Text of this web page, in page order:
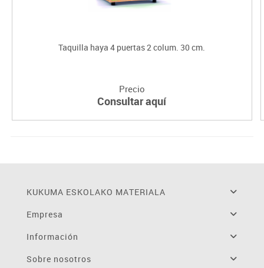
Taquilla haya 4 puertas 2 colum. 30 cm.
Precio
Consultar aquí
KUKUMA ESKOLAKO MATERIALA
Empresa
Información
Sobre nosotros